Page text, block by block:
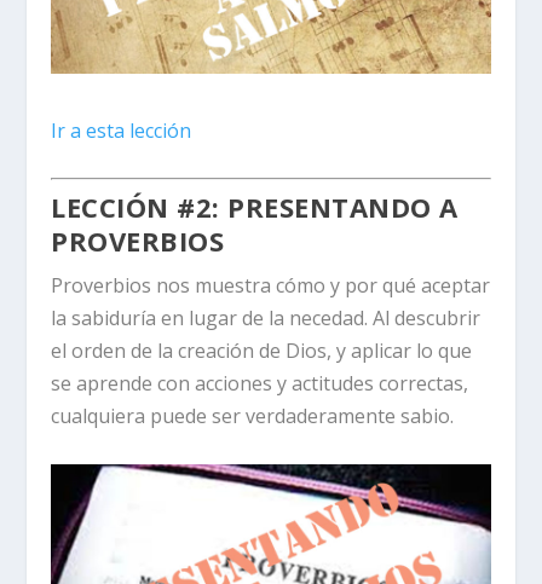
Ir a esta lección
LECCIÓN #2: PRESENTANDO A
PROVERBIOS
Proverbios nos muestra cómo y por qué aceptar
la sabiduría en lugar de la necedad. Al descubrir
el orden de la creación de Dios, y aplicar lo que
se aprende con acciones y actitudes correctas,
cualquiera puede ser verdaderamente sabio.